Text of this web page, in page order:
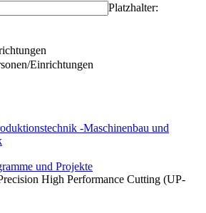
Platzhalter:
Einrichtungen
-Maschinenbau und
und Projekte
High Performance Cutting (UP-